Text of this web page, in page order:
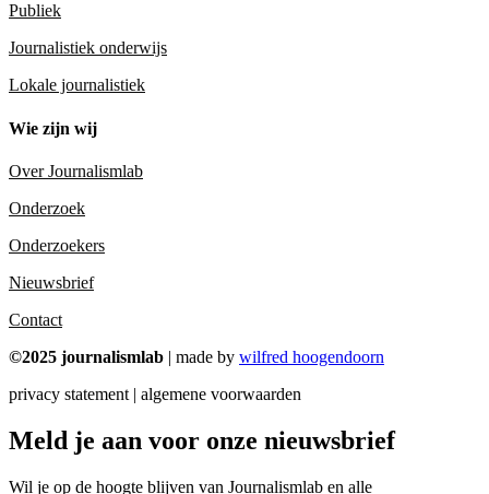
Publiek
Journalistiek onderwijs
Lokale journalistiek
Wie zijn wij
Over Journalismlab
Onderzoek
Onderzoekers
Nieuwsbrief
Contact
©2025 journalismlab | made by wilfred hoogendoorn
privacy statement | algemene voorwaarden
Meld je aan voor onze nieuwsbrief
Wil je op de hoogte blijven van Journalismlab en alle